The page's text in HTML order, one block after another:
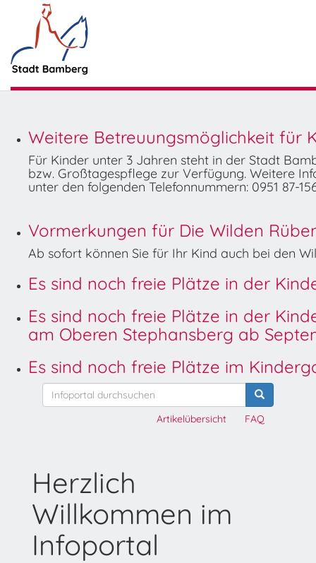
Weitere Betreuungsmöglichkeit für
Für Kinder unter 3 Jahren steht in der Stadt
bzw. Großtagespflege zur Verfügung. Weitere
unter den folgenden Telefonnummern: 0951 87-
Vormerkungen für Die Wilden
Ab sofort können Sie für Ihr Kind auch bei den
Es sind noch freie Plätze in der
Es sind noch freie Plätze in der
am Oberen Stephansberg ab
Es sind noch freie Plätze im
FAQ
Artikelübersicht
Herzlich
Willkommen im
Infoportal